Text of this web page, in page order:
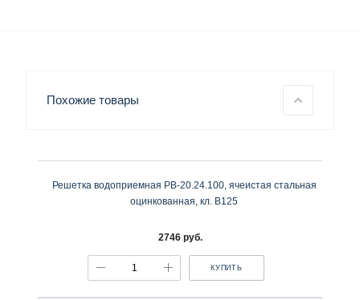
Похожие товары
Решетка водоприемная РВ-20.24.100, ячеистая стальная
оцинкованная, кл. В125
2746 руб.
КУПИТЬ